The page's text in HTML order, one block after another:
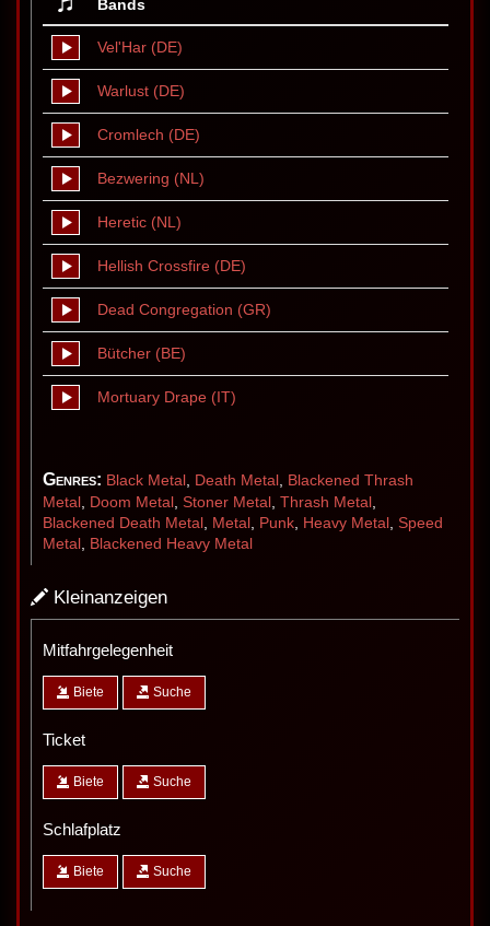
Bands
Vel'Har (DE)
Warlust (DE)
Cromlech (DE)
Bezwering (NL)
Heretic (NL)
Hellish Crossfire (DE)
Dead Congregation (GR)
Bütcher (BE)
Mortuary Drape (IT)
Genres: Black Metal Death Metal Blackened Thrash
Metal Doom Metal Stoner Metal Thrash Metal
Blackened Death Metal Metal Punk Heavy Metal Speed
Metal Blackened Heavy Metal
Kleinanzeigen
Mitfahrgelegenheit
Biete Suche
Ticket
Biete Suche
Schlafplatz
Biete Suche